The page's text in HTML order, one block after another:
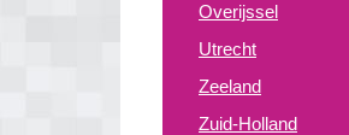
Overijssel
Utrecht
Zeeland
Zuid-Holland